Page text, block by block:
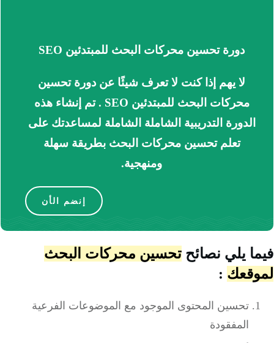
دورة تحسين محركات البحث للمبتدئين SEO
لا يهم إذا كنت لا تعرف شيئًا عن دورة تحسين
محركات البحث للمبتدئين SEO . تم إنشاء هذه
الدورة التدريبية الشاملة الشاملة لمساعدتك على
تعلم تحسين محركات البحث بطريقة سهلة
ومنهجية.
إنضم الأن
فيما يلي نصائح تحسين محركات البحث
لموقعك :
تحسين المحتوى الموجود مع الموضوعات الفرعية
المفقودة